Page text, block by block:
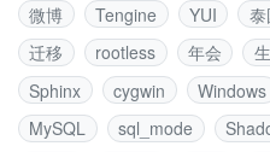
微博
Tengine YUI 泰
迁移
rootless 年会
Sphinx
cygwin Windows
MySQL
sql_mode